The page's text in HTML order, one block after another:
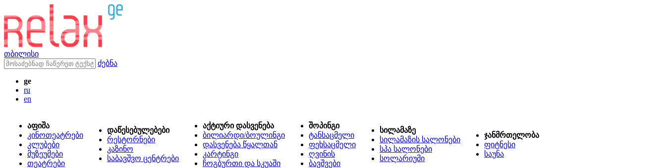
თბილისი
ძებნა
ge
ru
en
აფიშა
კინოთეატრები
კლუბები
მუზეუმები
თეატრები
დაწესებულებები
რესტორნები
კაზინო
საბავშვო ცენტრები
აქტიური დასვენება
ბილიარდი/ბოულინგი
დასვენება წყალთან
კარტინგი
ჩოგბურთი და სკუაში
შოპინგი
ტანსაცმელი
ფეხსაცმელი
ღვინის
ბავშვები
სილამაზე
სილამაზის სალონები
სპა სალონები
სოლარიუმი
ჯანმრთელობა
ფიტნესი
საუნა